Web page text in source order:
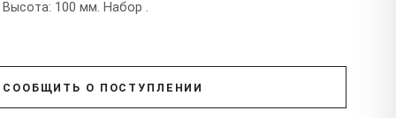
100 мм. Набор .
СООБЩИТЬ О ПОСТУПЛЕНИИ